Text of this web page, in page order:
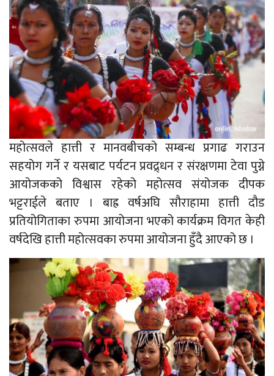
महोत्सवले हात्ती र मानवबीचको सम्बन्ध प्रगाढ गराउन
सहयोग गर्ने र यसबाट पर्यटन प्रवद्र्धन र संरक्षणमा टेवा पुग्ने
आयोजकको विश्वास रहेको महोत्सव संयोजक दीपक
भट्टराईले बताए । बाह्र वर्षअघि सौराहामा हात्ती दौड
प्रतियोगिताका रुपमा आयोजना भएको कार्यक्रम विगत केही
वर्षदेखि हात्ती महोत्सवका रुपमा आयोजना हुँदै आएको छ ।